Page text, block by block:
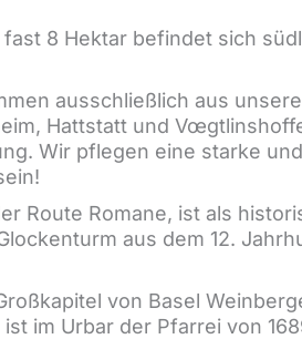
8 Hektar befindet sich
ausschließlich aus
Hattstatt und
Wir pflegen eine starke
Route Romane, ist als
aus dem 12.
von Basel
im Urbar der Pfarrei von